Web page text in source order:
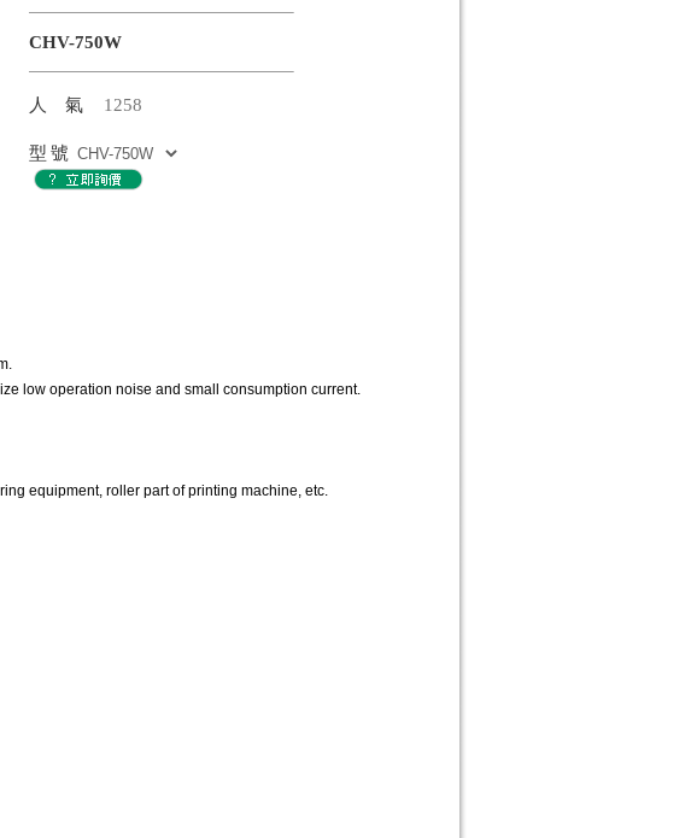
CHV-750W
人氣 1258
型號
low operation noise and small consumption current.
equipment, roller part of printing machine, etc.